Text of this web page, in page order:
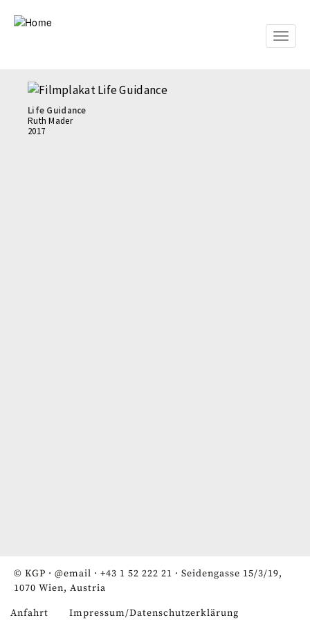
Toggle
Life Guidance
Ruth Mader
2017
© KGP · @email · +43 1 52 222 21 · Seidengasse 15/3/19,
1070 Wien, Austria
Anfahrt Impressum/Datenschutzerklärung